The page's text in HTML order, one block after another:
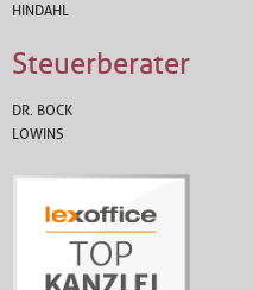
HINDAHL
Steuerberater
DR. BOCK
LOWINS